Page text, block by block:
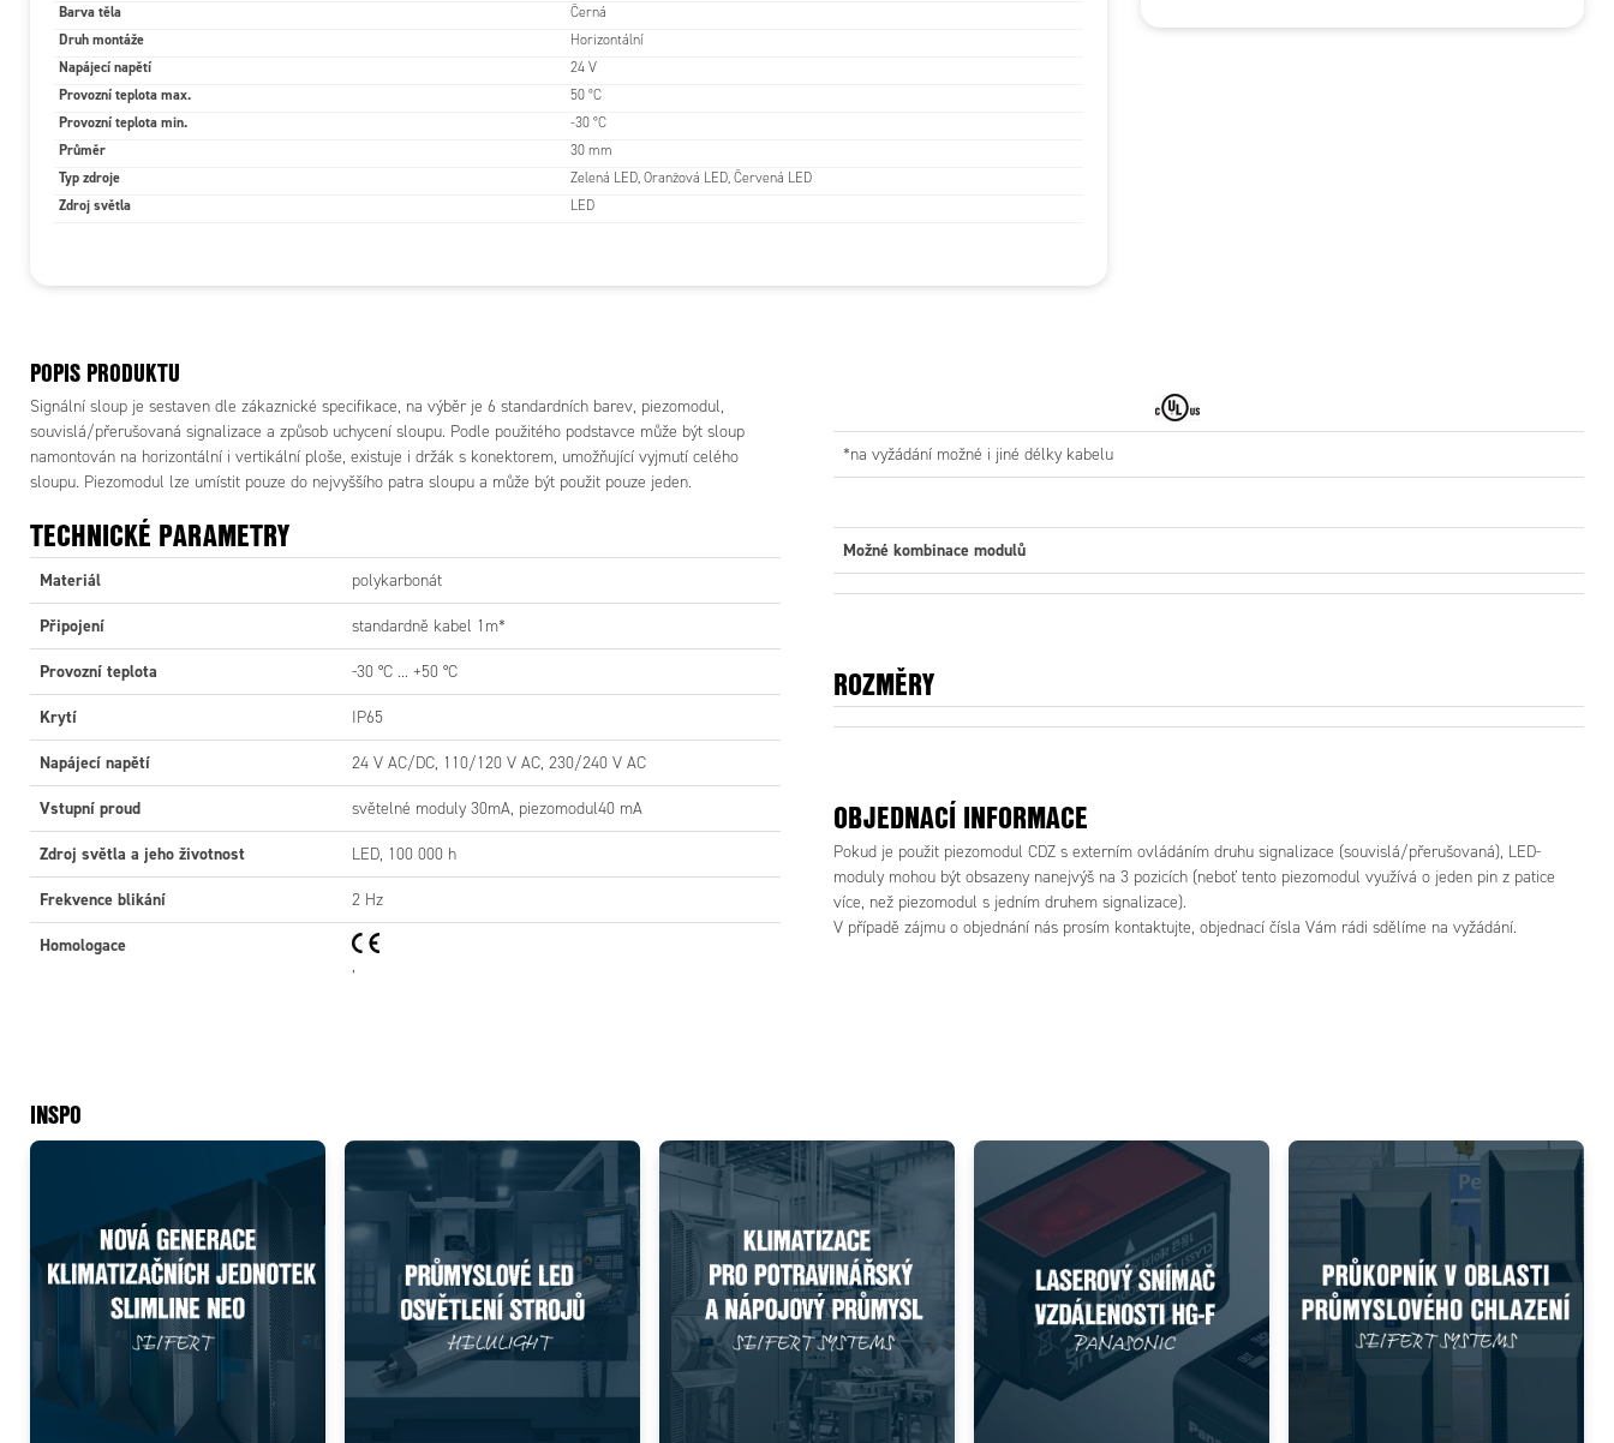
Barva těla Černá
Druh montáže Horizontální
Napájecí napětí 24 V
Provozní teplota max. 50 °C
Provozní teplota min. -30 °C
Průměr 30 mm
Typ zdroje Zelená LED, Oranžová LED, Červená LED
Zdroj světla LED
POPIS PRODUKTU
Signální sloup je sestaven dle zákaznické specifikace, na výběr je 6 standardních barev, piezomodul,
souvislá/přerušovaná signalizace a způsob uchycení sloupu. Podle použitého podstavce může být sloup
namontován na horizontální i vertikální ploše, existuje i držák s konektorem, umožňující vyjmutí celého
sloupu. Piezomodul lze umístit pouze do nejvyššího patra sloupu a může být použit pouze jeden.
TECHNICKÉ PARAMETRY
Materiál polykarbonát
Připojení standardně kabel 1m*
Provozní teplota -30 °C ... +50 °C
Krytí IP65
Napájecí napětí 24 V AC/DC, 110/120 V AC, 230/240 V AC
Vstupní proud světelné moduly 30mA, piezomodul40 mA
Zdroj světla a jeho životnost LED, 100 000 h
Frekvence blikání 2 Hz
Homologace
,
*na vyžádání možné i jiné délky kabelu
Možné kombinace modulů
ROZMĚRY
OBJEDNACÍ INFORMACE
Pokud je použit piezomodul CDZ s externím ovládáním druhu signalizace (souvislá/přerušovaná), LED-
moduly mohou být obsazeny nanejvýš na 3 pozicích (neboť tento piezomodul využívá o jeden pin z patice
více, než piezomodul s jedním druhem signalizace).
V případě zájmu o objednání nás prosím kontaktujte, objednací čísla Vám rádi sdělíme na vyžádání.
Add to existing cart row Add as new cart row
INSPO